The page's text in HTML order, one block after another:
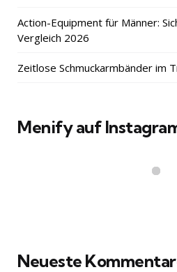
Action-Equipment für Männer:
Vergleich 2026
Zeitlose Schmuckarmbänder im
Menify auf
Neueste